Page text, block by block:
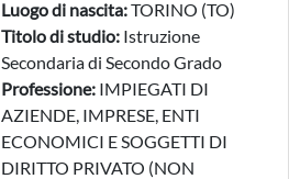
Luogo di nascita:TORINO (TO)
Titolo di studio: Istruzione
Secondaria di Secondo Grado
Professione: IMPIEGATI DI
AZIENDE, IMPRESE, ENTI
ECONOMICI E SOGGETTI DI
DIRITTO PRIVATO (NON